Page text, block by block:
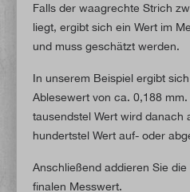
Falls der waagrechte Strich
liegt, ergibt sich ein Wert im
und muss geschätzt werden.
In unserem Beispiel ergibt
Ablesewert von ca. 0,188 mm.
tausendstel Wert wird danach
hundertstel Wert auf- oder
Anschließend addieren Sie
finalen Messwert.